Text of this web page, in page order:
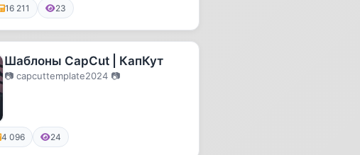
16 211 23
Шаблоны CapCut | КапКут
📷 capcuttemplate2024 📷
4 096 24